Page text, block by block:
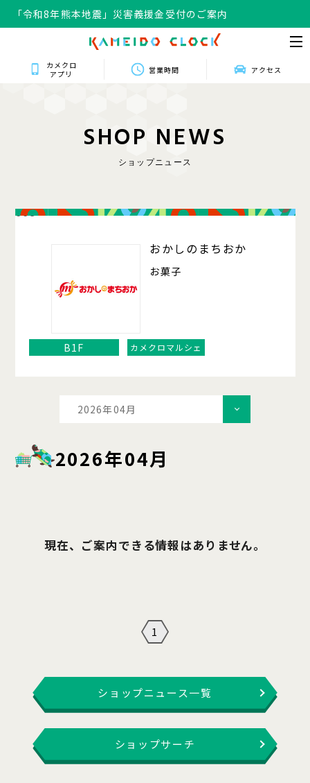
「令和8年熊本地震」災害義援金受付のご案内
カメクロ
アプリ
営業時間 アクセス
SHOP NEWS
ショップニュース
008
おかしのまちおか
お菓子
B1F カメクロマルシェ
2026年04月
2026年04月
現在、ご案内できる情報はありません。
1
ショップニュース一覧
ショップサーチ